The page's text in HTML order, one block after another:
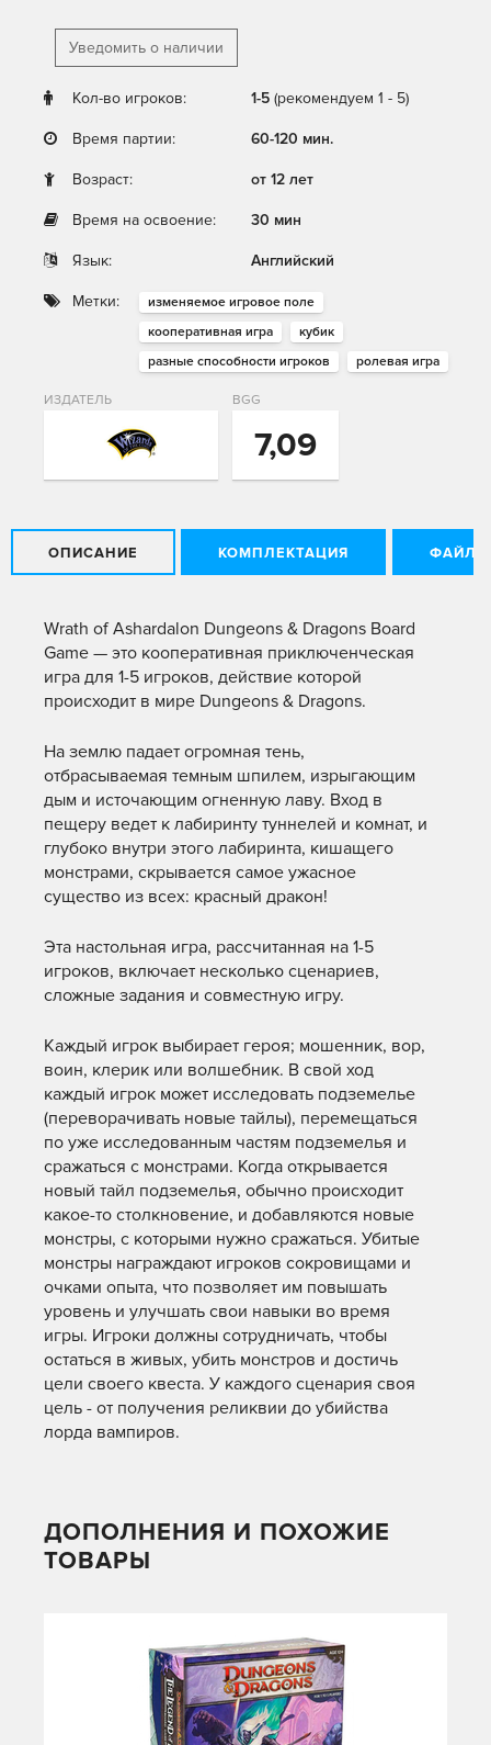
Уведомить о наличии
Кол-во игроков: 1-5 (рекомендуем 1 - 5)
Время партии: 60-120 мин.
Возраст: от 12 лет
Время на освоение: 30 мин
Язык: Английский
Метки:
изменяемое игровое поле
кооперативная игра
кубик
разные способности игроков
ролевая игра
ИЗДАТЕЛЬ BGG
7,09
ОПИСАНИЕ КОМПЛЕКТАЦИЯ ФАЙЛЫ
Wrath of Ashardalon Dungeons & Dragons Board
Game — это кооперативная приключенческая
игра для 1-5 игроков, действие которой
происходит в мире Dungeons & Dragons.
На землю падает огромная тень,
отбрасываемая темным шпилем, изрыгающим
дым и источающим огненную лаву. Вход в
пещеру ведет к лабиринту туннелей и комнат, и
глубоко внутри этого лабиринта, кишащего
монстрами, скрывается самое ужасное
существо из всех: красный дракон!
Эта настольная игра, рассчитанная на 1-5
игроков, включает несколько сценариев,
сложные задания и совместную игру.
Каждый игрок выбирает героя; мошенник, вор,
воин, клерик или волшебник. В свой ход
каждый игрок может исследовать подземелье
(переворачивать новые тайлы), перемещаться
по уже исследованным частям подземелья и
сражаться с монстрами. Когда открывается
новый тайл подземелья, обычно происходит
какое-то столкновение, и добавляются новые
монстры, с которыми нужно сражаться. Убитые
монстры награждают игроков сокровищами и
очками опыта, что позволяет им повышать
уровень и улучшать свои навыки во время
игры. Игроки должны сотрудничать, чтобы
остаться в живых, убить монстров и достичь
цели своего квеста. У каждого сценария своя
цель - от получения реликвии до убийства
лорда вампиров.
ДОПОЛНЕНИЯ И ПОХОЖИЕ
ТОВАРЫ